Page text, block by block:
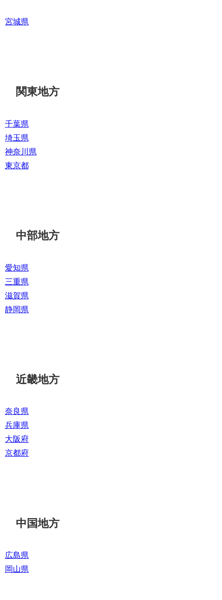
宮城県
関東地方
千葉県
埼玉県
神奈川県
東京都
中部地方
愛知県
三重県
滋賀県
静岡県
近畿地方
奈良県
兵庫県
大阪府
京都府
中国地方
広島県
岡山県